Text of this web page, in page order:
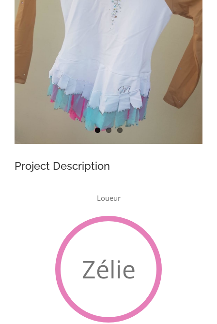
Project Description
Loueur
Zélie